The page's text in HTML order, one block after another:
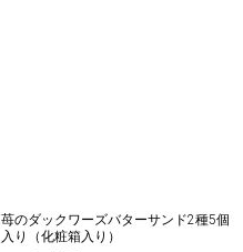
苺のダックワーズバターサンド2種5個
入り（化粧箱入り）